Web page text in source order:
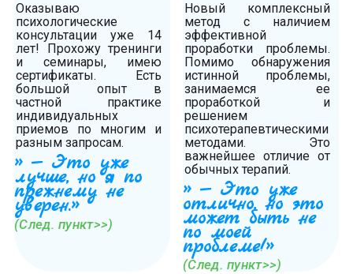
Оказываю
психологические
консультации уже 14
лет! Прохожу тренинги
и семинары, имею
сертификаты. Есть
большой опыт в
частной практике
индивидуальных
приемов по многим и
разным запросам.
» — Это уже
лучше, но я по
прежнему не
уверен.»
(След. пункт>>)
Новый комплексный
метод с наличием
эффективной
проработки проблемы.
Помимо обнаружения
истинной проблемы,
занимаемся ее
проработкой и
решением
психотерапевтическими
методами. Это
важнейшее отличие от
обычных терапий.
» — Это уже
отлично, но это
может быть не
по моей
проблеме!»
(След. пункт>>)